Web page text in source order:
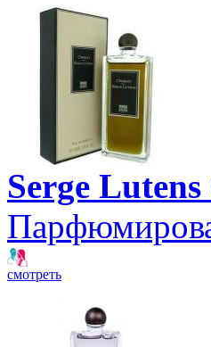
Serge Lutens
смотреть